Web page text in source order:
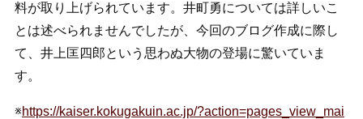
料が取り上げられています。井町勇については詳しいこ
とは述べられませんでしたが、今回のブログ作成に際し
て、井上匡四郎という思わぬ大物の登場に驚いていま
す。
※https://kaiser.kokugakuin.ac.jp/?action=pages_view_mai